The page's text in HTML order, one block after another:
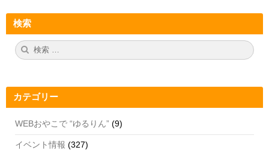
c
e
b
o
k
a
gr
tt
er
u
T
e
C
h
検索
検
索:
カテゴリー
WEBおやこで “ゆるりん” (9)
イベント情報 (327)